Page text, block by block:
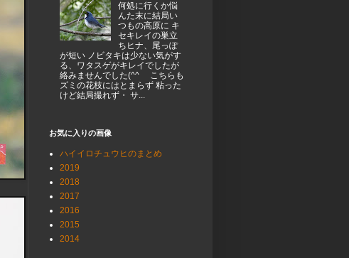
何処に行くか悩
んた末に結局い
つもの高原に キ
セキレイの巣立
ちヒナ、尾っぽ
が短い ノビタキは少ない気がす
る、ワタスゲがキレイでしたが
絡みませんでした(^^ゞ こちらも
ズミの花枝にはとまらず 粘った
けど結局撮れず・ サ...
お気に入りの画像
ハイイロチュウヒのまとめ
2019
2018
2017
2016
2015
2014